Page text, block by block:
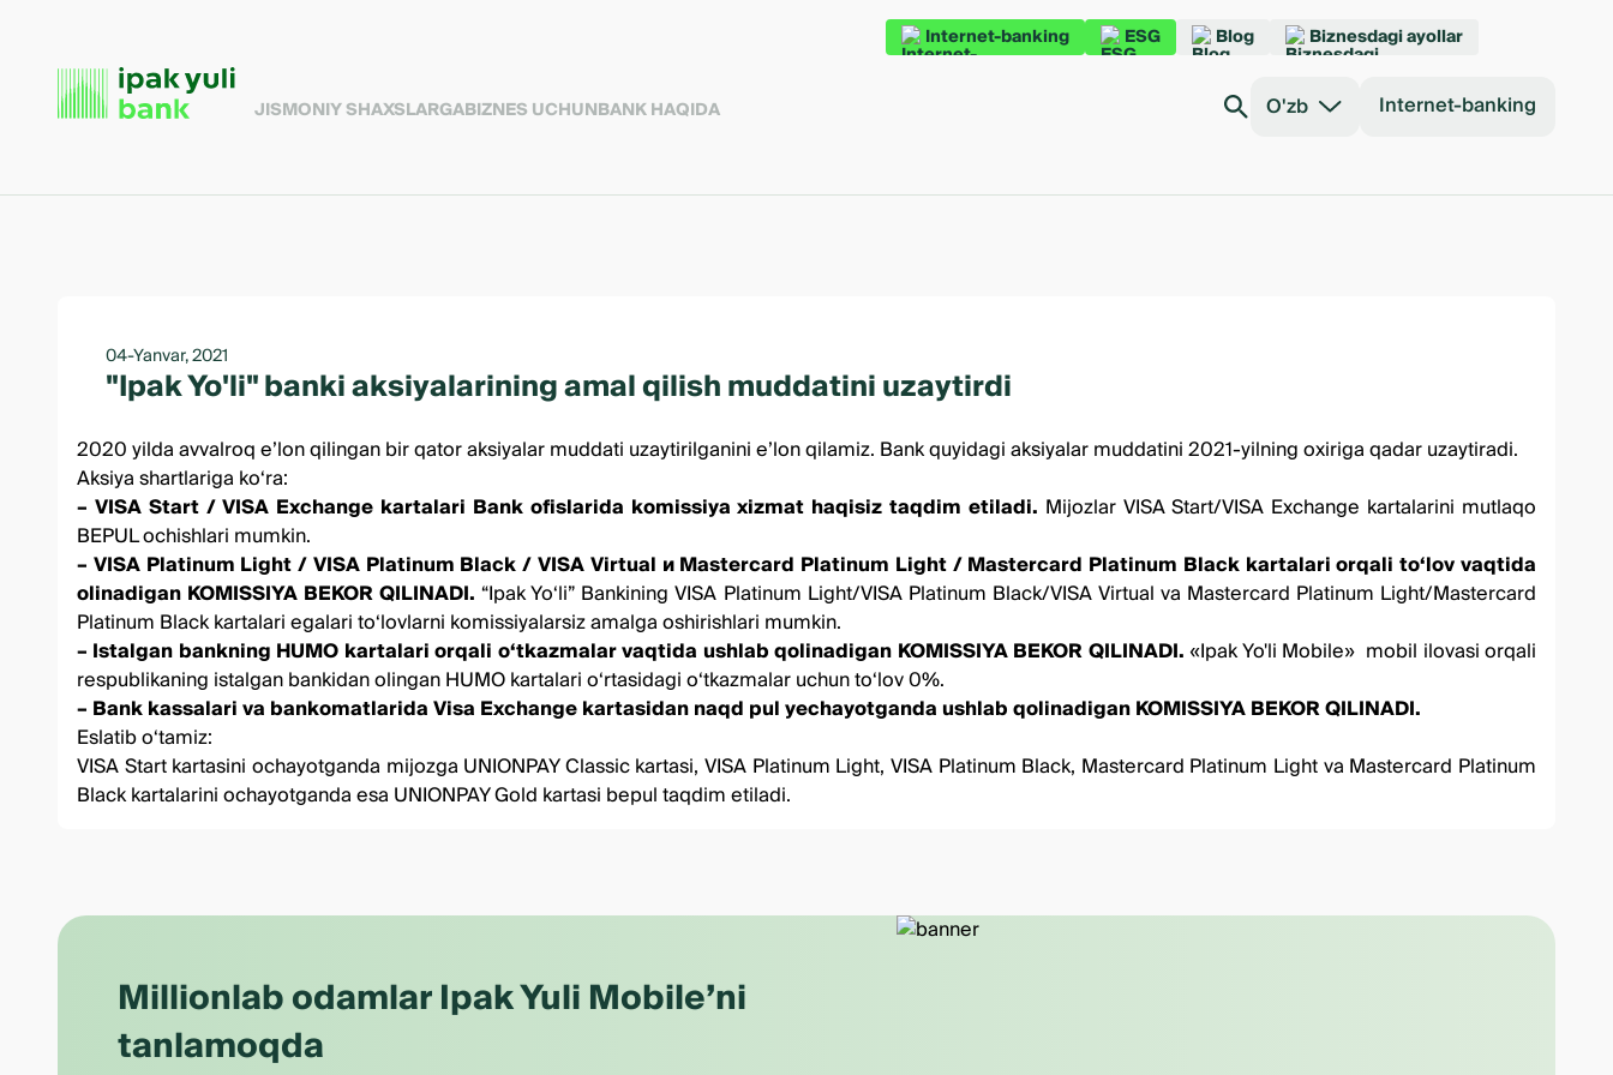
Internet-banking ESG Blog Biznesdagi ayollar
JISMONIY SHAXSLARGABIZNES UCHUNBANK HAQIDA O'zb Internet-banking
04-Yanvar, 2021
"Ipak Yo'li" banki aksiyalarining amal qilish muddatini uzaytirdi
2020 yilda avvalroq eʼlon qilingan bir qator aksiyalar muddati uzaytirilganini eʼlon qilamiz. Bank quyidagi aksiyalar muddatini 2021-yilning oxiriga qadar uzaytiradi.
Aksiya shartlariga koʻra:
– VISA Start/VISA Exchange kartalari Bank ofislarida komissiya xizmat haqisiz taqdim etiladi. Mijozlar VISA Start/VISA Exchange kartalarini mutlaqo
BEPUL ochishlari mumkin.
– VISA Platinum Light/VISA Platinum Black/VISA Virtual иMastercard Platinum Light/Mastercard Platinum Blackkartalari orqali toʻlov vaqtida
olinadigan KOMISSIYA BEKOR QILINADI. “Ipak Yoʻli” Bankining VISA Platinum Light/VISA Platinum Black/VISA Virtual va Mastercard Platinum Light/Mastercard
Platinum Black kartalari egalari toʻlovlarni komissiyalarsiz amalga oshirishlari mumkin.
– Istalgan bankning HUMO kartalari orqali oʻtkazmalar vaqtida ushlab qolinadigan KOMISSIYA BEKOR QILINADI.«Ipak Yo'li Mobile» mobil ilovasi orqali
respublikaning istalgan bankidan olingan HUMO kartalari oʻrtasidagi oʻtkazmalar uchun toʻlov 0%.
– Bank kassalari va bankomatlarida Visa Exchange kartasidan naqd pul yechayotganda ushlab qolinadigan KOMISSIYA BEKOR QILINADI.
Eslatib oʻtamiz:
VISA Start kartasini ochayotganda mijozga UNIONPAY Classic kartasi, VISA Platinum Light, VISA Platinum Black, Mastercard Platinum Light va Mastercard Platinum
Black kartalarini ochayotganda esa UNIONPAY Gold kartasi bepul taqdim etiladi.
Millionlab odamlar Ipak Yuli Mobile’ni
tanlamoqda